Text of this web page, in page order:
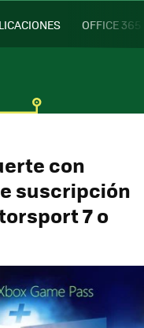
OFFICE 365
con
suscripción
7 o